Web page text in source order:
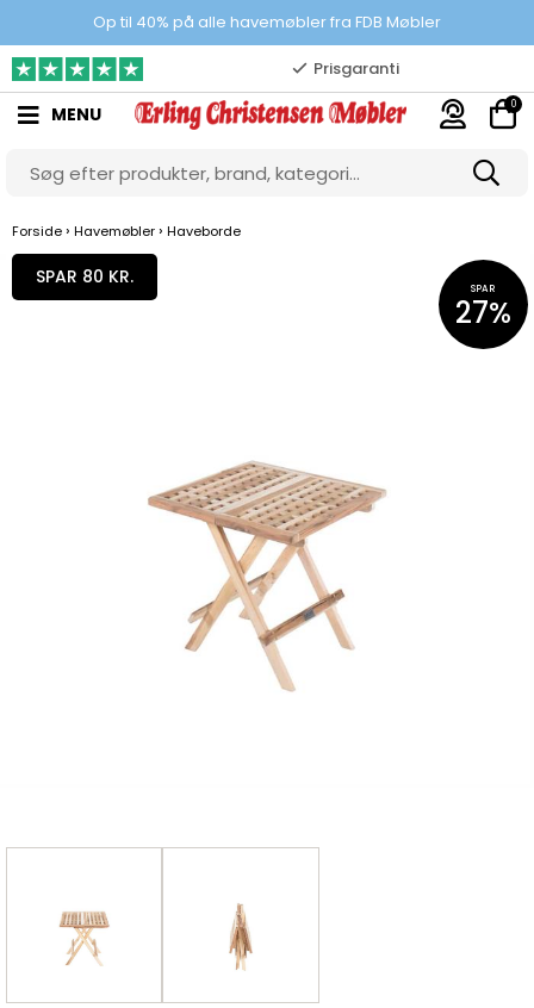
Op til 40% på alle havemøbler fra FDB Møbler
100% danskejet webshop
Prisgaranti
10.000 m2 showroom
Gratis & gode parkeringsforhold
MENU 0
Forside › Havemøbler › Haveborde
SPAR 80 KR.
SPAR
27%